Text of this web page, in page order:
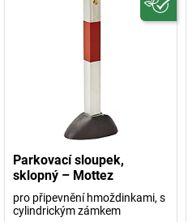
Parkovací sloupek,
sklopný – Mottez
pro připevnění hmoždinkami, s
cylindrickým zámkem